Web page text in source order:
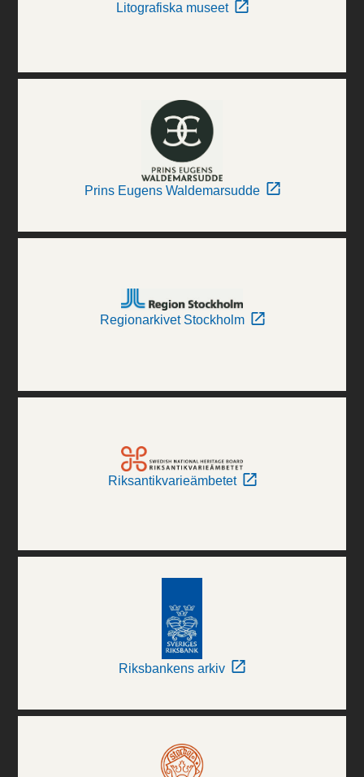
Litografiska museet
Prins Eugens Waldemarsudde
Regionarkivet Stockholm
Riksantikvarieämbetet
Riksbankens arkiv